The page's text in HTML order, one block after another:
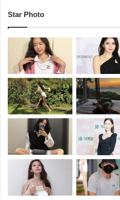
Star Photo